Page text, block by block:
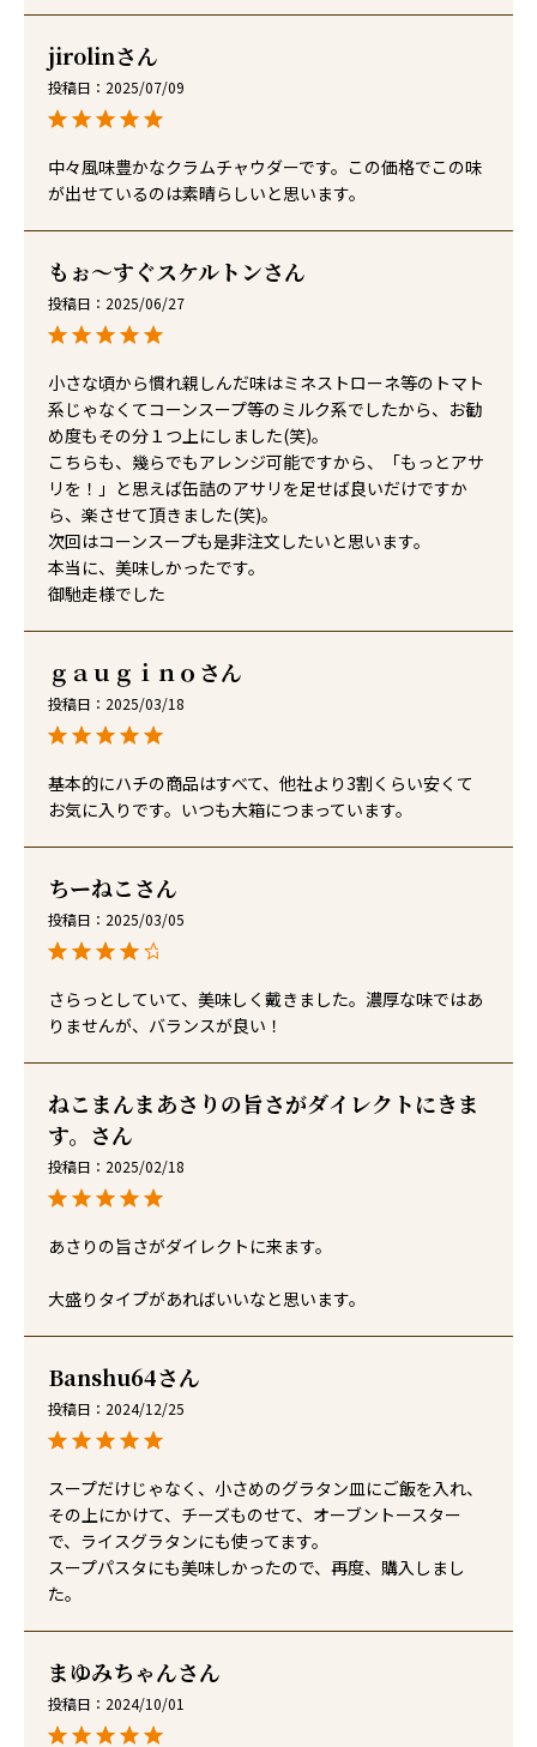
jirolin
投稿日 2025/07/09
中々風味豊かなクラムチャウダーです。この価格でこの味
が出せているのは素晴らしいと思います。
もぉ～すぐスケルトン
投稿日 2025/06/27
小さな頃から慣れ親しんだ味はミネストローネ等のトマト
系じゃなくてコーンスープ等のミルク系でしたから、お勧
め度もその分１つ上にしました(笑)。
こちらも、幾らでもアレンジ可能ですから、「もっとアサ
リを！」と思えば缶詰のアサリを足せば良いだけですか
ら、楽させて頂きました(笑)。
次回はコーンスープも是非注文したいと思います。
本当に、美味しかったです。
御馳走様でした
ｇａｕｇｉｎｏ
投稿日 2025/03/18
基本的にハチの商品はすべて、他社より3割くらい安くて
お気に入りです。いつも大箱につまっています。
ちーねこ
投稿日 2025/03/05
さらっとしていて、美味しく戴きました。濃厚な味ではあ
りませんが、バランスが良い！
ねこまんまあさりの旨さがダイレクトにきま
す。
投稿日 2025/02/18
あさりの旨さがダイレクトに来ます。
大盛りタイプがあればいいなと思います。
Banshu64
投稿日 2024/12/25
スープだけじゃなく、小さめのグラタン皿にご飯を入れ、
その上にかけて、チーズものせて、オーブントースター
で、ライスグラタンにも使ってます。
スープパスタにも美味しかったので、再度、購入しまし
た。
まゆみちゃん
投稿日 2024/10/01